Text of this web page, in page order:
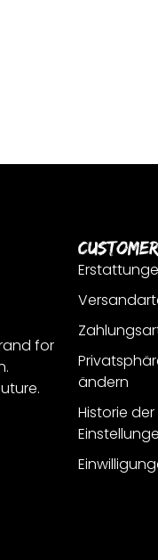
for
ändern
Historie